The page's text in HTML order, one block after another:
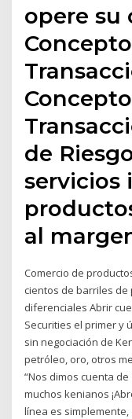
opere su
de
servicios
al
Comercio de
cientos de barriles
diferenciales Abrir
Securities el primer y
sin negociación de
petróleo, oro, otros
“Nos dimos cuenta
muchos kenianos
línea es simplemente,